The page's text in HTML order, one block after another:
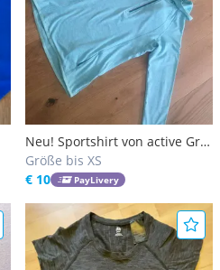
Neu! Sportshirt von active Gr
XS/ Laufshirt/ Unterzieher/
Sportshirt
Größe bis XS
€ 10
PayLivery